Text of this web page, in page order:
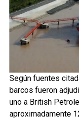
Según fuentes
barcos fueron
uno a British
aproximadamente